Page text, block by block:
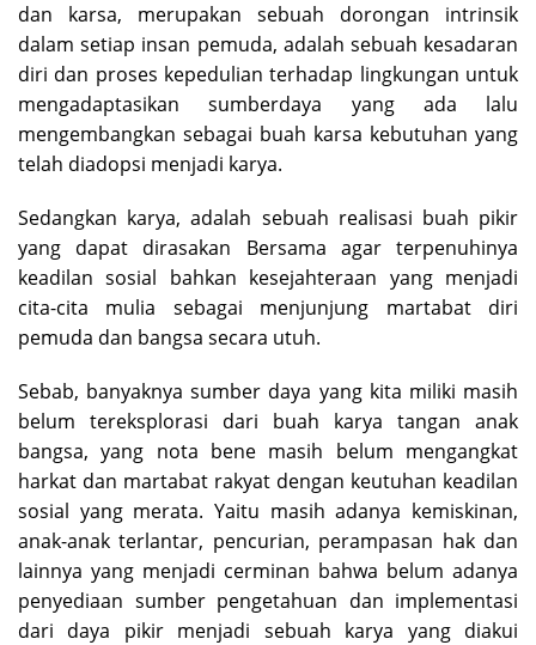
dan karsa, merupakan sebuah dorongan intrinsik
dalam setiap insan pemuda, adalah sebuah kesadaran
diri dan proses kepedulian terhadap lingkungan untuk
mengadaptasikan sumberdaya yang ada lalu
mengembangkan sebagai buah karsa kebutuhan yang
telah diadopsi menjadi karya.
Sedangkan karya, adalah sebuah realisasi buah pikir
yang dapat dirasakan Bersama agar terpenuhinya
keadilan sosial bahkan kesejahteraan yang menjadi
cita-cita mulia sebagai menjunjung martabat diri
pemuda dan bangsa secara utuh.
Sebab, banyaknya sumber daya yang kita miliki masih
belum tereksplorasi dari buah karya tangan anak
bangsa, yang nota bene masih belum mengangkat
harkat dan martabat rakyat dengan keutuhan keadilan
sosial yang merata. Yaitu masih adanya kemiskinan,
anak-anak terlantar, pencurian, perampasan hak dan
lainnya yang menjadi cerminan bahwa belum adanya
penyediaan sumber pengetahuan dan implementasi
dari daya pikir menjadi sebuah karya yang diakui